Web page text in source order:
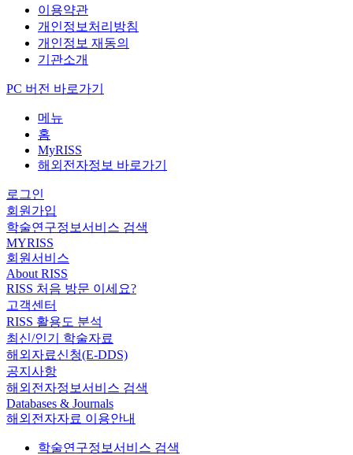
이용약관
개인정보처리방침
개인정보 재동의
기관소개
PC 버전 바로가기
메뉴
홈
MyRISS
해외전자정보 바로가기
로그인
회원가입
학술연구정보서비스 검색
MYRISS
회원서비스
About RISS
RISS 처음 방문 이세요?
고객센터
RISS 활용도 분석
최신/인기 학술자료
해외자료신청(E-DDS)
공지사항
해외전자정보서비스 검색
Databases & Journals
해외전자자료 이용안내
학술연구정보서비스 검색